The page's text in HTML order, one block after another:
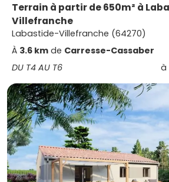
Terrain à partir de 650m² à
Villefranche
Labastide-Villefranche (64270)
À 3.6 km de Carresse-Cassaber
DU T4 AU T6
à